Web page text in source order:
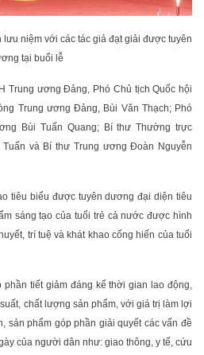
niệm với các tác giả đạt giải được tuyên
tại buổi lễ
Trung ương Đảng, Phó Chủ tịch Quốc hội
Trung ương Đảng, Bùi Văn Thạch; Phó
Bùi Tuấn Quang; Bí thư Thường trực
và Bí thư Trung ương Đoàn Nguyễn
tiêu biểu được tuyên dương đại diện tiêu
sáng tạo của tuổi trẻ cả nước được hình
trí tuệ và khát khao cống hiến của tuổi
tiết giảm đáng kể thời gian lao động,
chất lượng sản phẩm, với giá trị làm lợi
sản phẩm góp phần giải quyết các vấn đề
của người dân như: giao thông, y tế, cứu